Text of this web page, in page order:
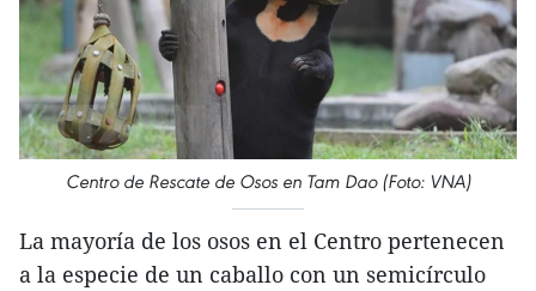
Centro de Rescate de Osos en Tam Dao (Foto: VNA)
La mayoría de los osos en el Centro pertenecen
a la especie de un caballo con un semicírculo